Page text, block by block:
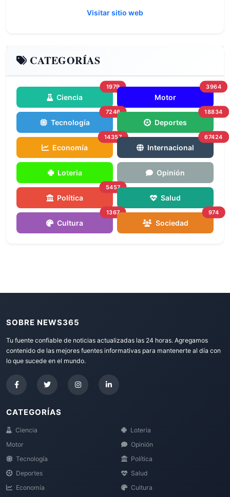
Visitar sitio web
CATEGORÍAS
Ciencia
1979
Motor
3964
Tecnología
7246
Deportes
18834
Economía
14357
Internacional
67424
Loteria Opinión
Política
5457
Salud
Cultura
1367
Sociedad
974
SOBRE NEWS365
Tu fuente confiable de noticias actualizadas las 24 horas. Agregamos
contenido de las mejores fuentes informativas para mantenerte al día con
lo que sucede en el mundo.
CATEGORÍAS
Ciencia
Motor
Tecnología
Deportes
Economía
Loteria
Opinión
Política
Salud
Cultura